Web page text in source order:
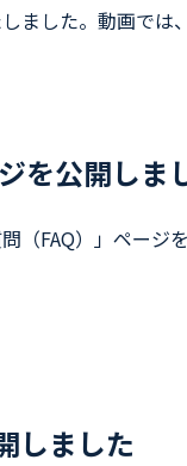
ました。動画で
を公開しま
（FAQ）」ペー
しました